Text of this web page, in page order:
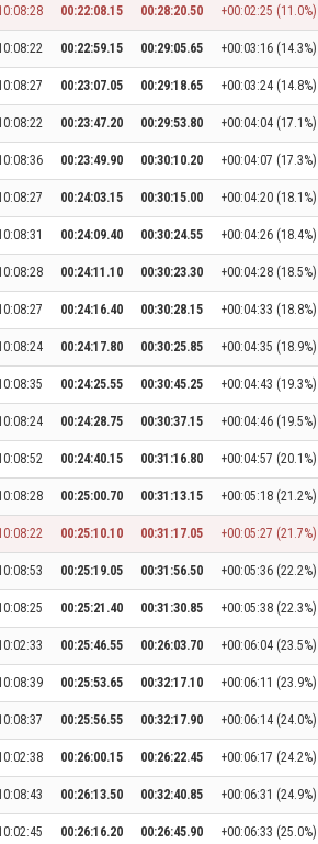
00:22:08.15 00:28:20.50 +00:02:25 (11.0%)
00:22:59.15 00:29:05.65 +00:03:16 (14.3%)
00:23:07.05 00:29:18.65 +00:03:24 (14.8%)
00:23:47.20 00:29:53.80 +00:04:04 (17.1%)
00:23:49.90 00:30:10.20 +00:04:07 (17.3%)
00:24:03.15 00:30:15.00 +00:04:20 (18.1%)
00:24:09.40 00:30:24.55 +00:04:26 (18.4%)
00:24:11.10 00:30:23.30 +00:04:28 (18.5%)
00:24:16.40 00:30:28.15 +00:04:33 (18.8%)
00:24:17.80 00:30:25.85 +00:04:35 (18.9%)
00:24:25.55 00:30:45.25 +00:04:43 (19.3%)
00:24:28.75 00:30:37.15 +00:04:46 (19.5%)
00:24:40.15 00:31:16.80 +00:04:57 (20.1%)
00:25:00.70 00:31:13.15 +00:05:18 (21.2%)
00:25:10.10 00:31:17.05 +00:05:27 (21.7%)
00:25:19.05 00:31:56.50 +00:05:36 (22.2%)
00:25:21.40 00:31:30.85 +00:05:38 (22.3%)
00:25:46.55 00:26:03.70 +00:06:04 (23.5%)
00:25:53.65 00:32:17.10 +00:06:11 (23.9%)
00:25:56.55 00:32:17.90 +00:06:14 (24.0%)
00:26:00.15 00:26:22.45 +00:06:17 (24.2%)
00:26:13.50 00:32:40.85 +00:06:31 (24.9%)
00:26:16.20 00:26:45.90 +00:06:33 (25.0%)